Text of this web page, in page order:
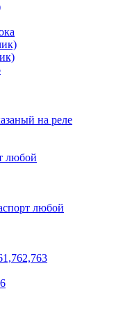
на реле
любой
любой